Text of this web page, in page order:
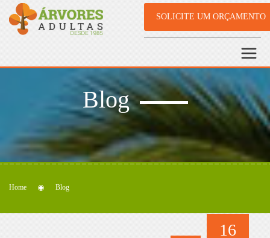
SOLICITE UM ORÇAMENTO
Blog
Home Blog
16